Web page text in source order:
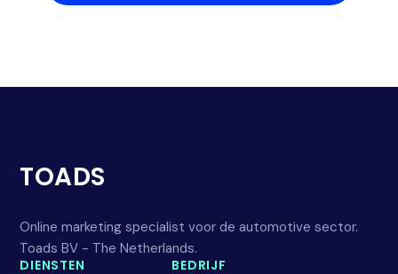
TOADS
Online marketing specialist voor de automotive sector.
Toads BV - The Netherlands.
DIENSTEN
BEDRIJF